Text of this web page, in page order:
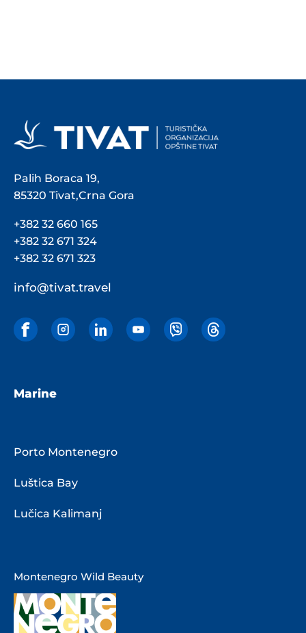
Palih Boraca 19,
85320 Tivat,Crna Gora
+382 32 660 165
+382 32 671 324
+382 32 671 323
info@tivat.travel
Marine
Porto Montenegro
Luštica Bay
Lučica Kalimanj
Montenegro Wild Beauty